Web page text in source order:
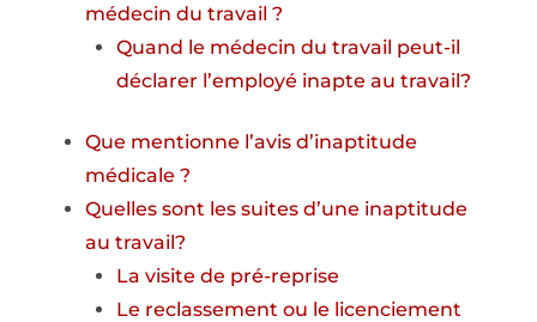
médecin du travail ?
Quand le médecin du travail peut-il
déclarer l’employé inapte au travail?
Que mentionne l’avis d’inaptitude
médicale ?
Quelles sont les suites d’une inaptitude
au travail?
La visite de pré-reprise
Le reclassement ou le licenciement